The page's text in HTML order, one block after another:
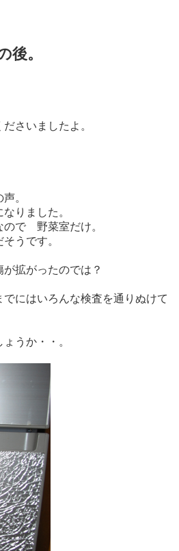
後。
さいましたよ。
。
りました。
ので 野菜室だけ。
うです。
拡がったのでは？
にはいろんな検査を通りぬけて
うか・・。